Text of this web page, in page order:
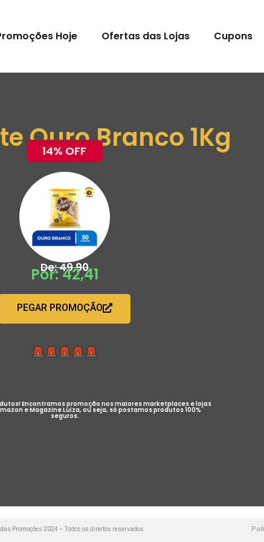
Hoje Ofertas das Lojas Cupons
Ouro Branco 1Kg
14% OFF
De: 49,90
Por: 42,41
PEGAR PROMOÇÃO
Encontramos promoção nos maiores marketplaces e lojas
e Magazine Luiza, ou seja, só postamos produtos 100%
seguros.
Promoções 2024 – Todos os direitos reservados